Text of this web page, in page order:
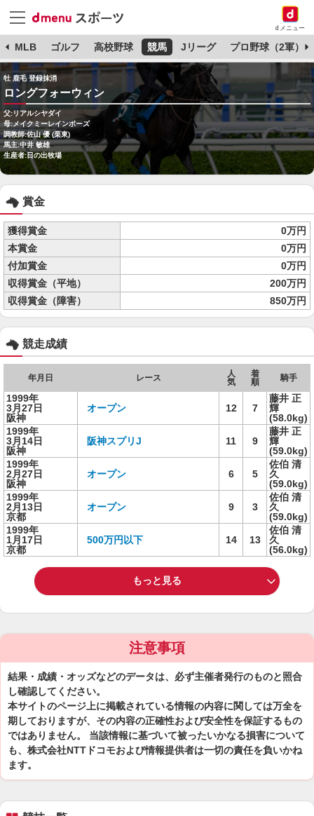
dメニュー
MLB ゴルフ 高校野球 競馬 Jリーグ プロ野球（2軍）
牡 鹿毛 登録抹消
ロングフォーウィン
父:リアルシヤダイ
母:メイクミーレインボーズ
調教師:佐山 優 (栗東)
馬主:中井 敏雄
生産者:日の出牧場
賞金
獲得賞金
0万円
本賞金
0万円
付加賞金
0万円
収得賞金（平地）
200万円
収得賞金（障害）
850万円
競走成績
年月日 レース
人
気
着
順
騎手
1999年
3月27日
阪神
オープン 12 7
藤井 正
輝
(58.0kg)
1999年
3月14日
阪神
阪神スプリJ 11 9
藤井 正
輝
(59.0kg)
1999年
2月27日
阪神
オープン 6 5
佐伯 清
久
(59.0kg)
1999年
2月13日
京都
オープン 9 3
佐伯 清
久
(59.0kg)
1999年
1月17日
京都
500万円以下 14 13
佐伯 清
久
(56.0kg)
もっと見る
注意事項
結果・成績・オッズなどのデータは、必ず主催者発行のものと照合
し確認してください。
本サイトのページ上に掲載されている情報の内容に関しては万全を
期しておりますが、その内容の正確性および安全性を保証するもの
ではありません。 当該情報に基づいて被ったいかなる損害について
も、株式会社NTTドコモおよび情報提供者は一切の責任を負いかね
ます。